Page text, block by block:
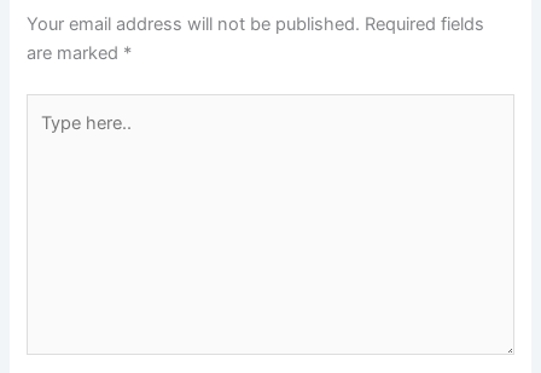
Your email address will not be published. Required fields
are marked *
here..